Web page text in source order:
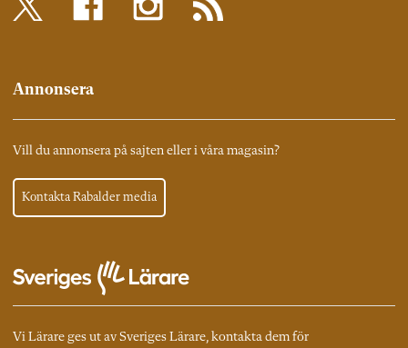
Annonsera
Vill du annonsera på sajten eller i våra magasin?
Kontakta Rabalder media
Vi Lärare ges ut av Sveriges Lärare, kontakta dem för